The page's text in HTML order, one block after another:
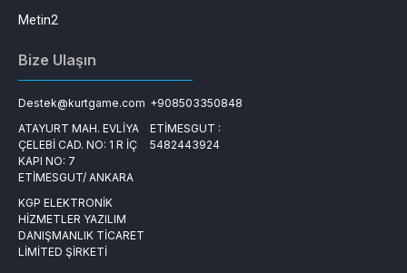
Metin2
Bize Ulaşın
Destek@kurtgame.com +908503350848
ATAYURT MAH. EVLİYA
ÇELEBİ CAD. NO: 1 R İÇ
KAPI NO: 7
ETİMESGUT/ ANKARA
ETİMESGUT :
5482443924
KGP ELEKTRONİK
HİZMETLER YAZILIM
DANIŞMANLIK TİCARET
LİMİTED ŞİRKETİ